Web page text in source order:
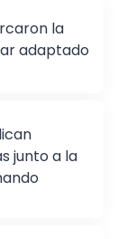
la
adaptado
junto a la